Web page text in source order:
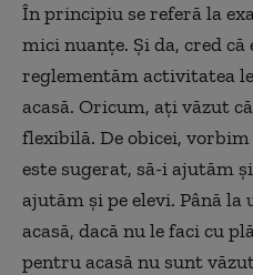
În principiu se referă la
mici nuanţe. Şi da, cred
reglementăm activitatea
acasă. Oricum, aţi văzut
flexibilă. De obicei,
este sugerat, să-i ajutăm
ajutăm şi pe elevi. Până
acasă, dacă nu le faci cu
pentru acasă nu sunt